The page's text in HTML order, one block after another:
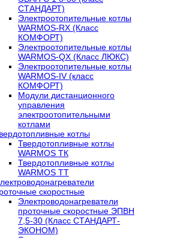
СТАНДАРТ)
Электроотопительные котлы
WARMOS-RX (Класс
КОМФОРТ)
Электроотопительные котлы
WARMOS-QX (Класс ЛЮКС)
Электроотопительные котлы
WARMOS-IV (класс
КОМФОРТ)
Модули дистанционного
управления
электроотопительными
котлами
котлы
Твердотопливные котлы
WARMOS TК
Твердотопливные котлы
WARMOS TT
скоростные
Электроводонагреватели
проточные скоростные ЭПВН
7,5-30 (Класс СТАНДАРТ-
ЭКОНОМ)